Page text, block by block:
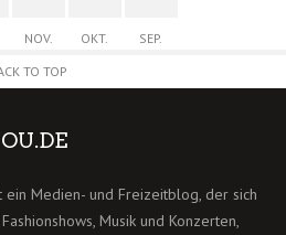
NOV. OKT.
SEP.
TO TOP
ein Medien- und Freizeitblog, der sich
Musik und Konzerten,